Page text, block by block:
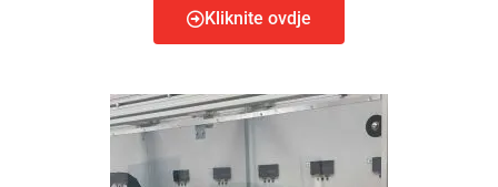
Kliknite ovdje